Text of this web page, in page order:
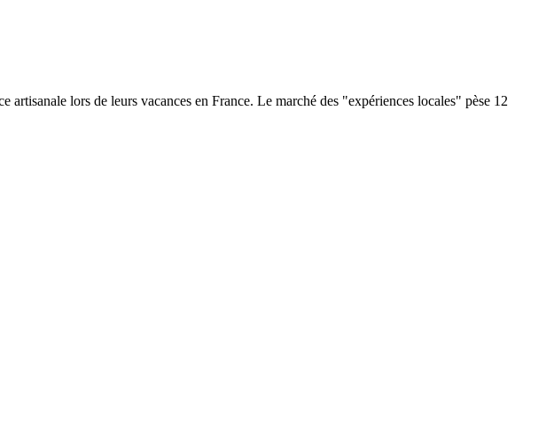
artisanale lors de leurs vacances en France. Le marché des "expériences locales" pèse 12